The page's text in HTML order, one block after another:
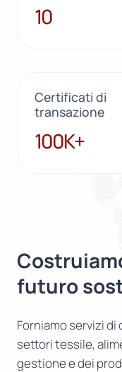
10
10
Certificati di
transazione
100K+
100K+
futuro
Forniamo servizi
settori tessile,
gestione e dei